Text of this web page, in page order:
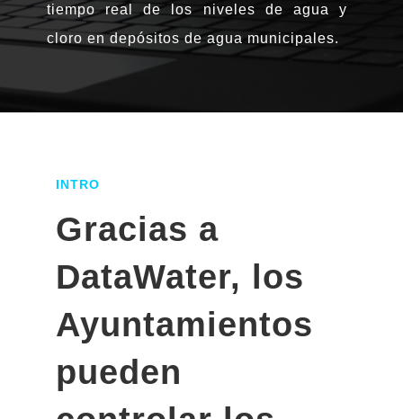
tiempo real de los niveles de agua y
cloro en depósitos de agua municipales.
INTRO
Gracias a
DataWater, los
Ayuntamientos
pueden